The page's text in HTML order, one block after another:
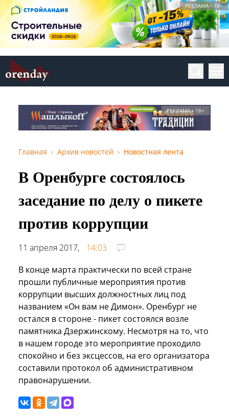
РЕКЛАМА • 18+
РЕКЛАМА • 18+
Главная Архив новостей Новостная лента
В Оренбурге состоялось
заседание по делу о пикете
против коррупции
11 апреля 2017,
14:03
В конце марта практически по всей стране
прошли публичные мероприятия против
коррупции высших должностных лиц под
названием «Он вам не Димон». Оренбург не
остался в стороне - пикет состоялся возле
памятника Дзержинскому. Несмотря на то, что
в нашем городе это мероприятие проходило
спокойно и без эксцессов, на его организатора
составили протокол об административном
правонарушении.